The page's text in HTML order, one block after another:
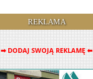
REKLAMA
➡ DODAJ SWOJĄ REKLAMĘ ⬅